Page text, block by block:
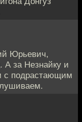
Юрьевич,
А за Незнайку и
с подрастающим